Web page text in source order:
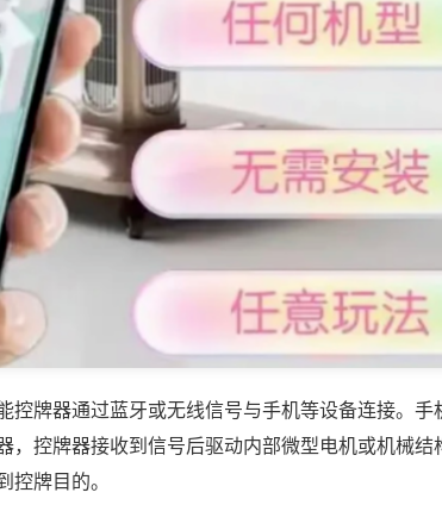
控牌器通过蓝牙或无线信号与手机等设备连接。手
，控牌器接收到信号后驱动内部微型电机或机械结
牌目的。